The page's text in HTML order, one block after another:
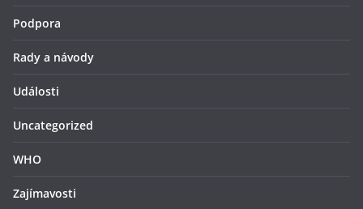
Podpora
Rady a návody
Události
Uncategorized
WHO
Zajímavosti